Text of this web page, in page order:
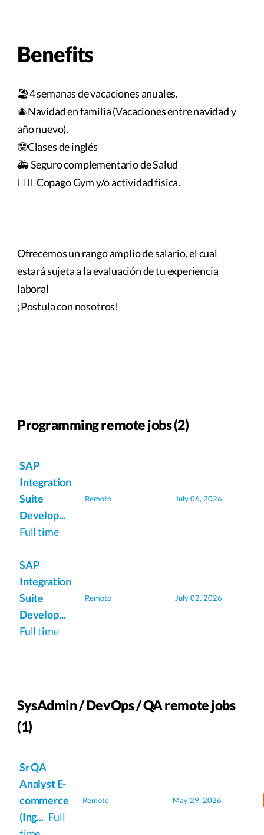
Benefits
🏖️4 semanas de vacaciones anuales.
🎄Navidad en familia (Vacaciones entre navidad y
año nuevo).
🤓Clases de inglés
🚑 Seguro complementario de Salud
🏋🏻‍♀️Copago Gym y/o actividad física.
Ofrecemos un rango amplio de salario, el cual
estará sujeta a la evaluación de tu experiencia
laboral
¡Postula con nosotros!
Programming remote jobs (2)
SAP
Integration
Suite
Develop...
Full time
Remoto July 06, 2026
SAP
Integration
Suite
Develop...
Full time
Remoto July 02, 2026
SysAdmin / DevOps / QA remote jobs
(1)
Sr QA
Analyst E-
commerce
(Ing... Full
Remote May 29, 2026